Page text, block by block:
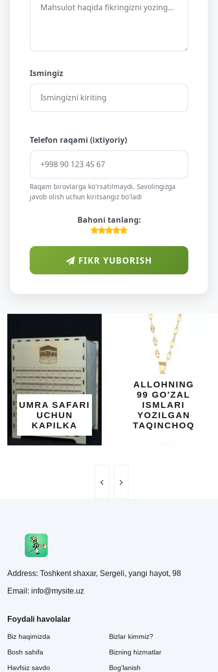
Ismingiz
Telefon raqami (ixtiyoriy)
Raqam birovlarga ko'rsatilmaydi. Savolingizga
javob olish uchun kiritsangiz bo'ladi
Bahoni tanlang:
FIKR YUBORISH
ALLOHNING
99 GO'ZAL
ISMLARI
YOZILGAN
TAQINCHOQ
DIYORIDA
O'SUVCHI
KUNDUR
DARAXTINING
SHIFOBAXSH
YELIMI: AQL,
XOTIRA VA
UMUMIY
SALOMATLIK
UCHUN
BEBAHO
NE'MAT
Address: Toshkent shaxar, Sergeli, yangi hayot, 98
Email: info@mysite.uz
Foydali havolalar
Biz haqimizda
Bosh sahifa
Havfsiz savdo
Bizlar kimmiz?
Bizning hizmatlar
Bog'lanish